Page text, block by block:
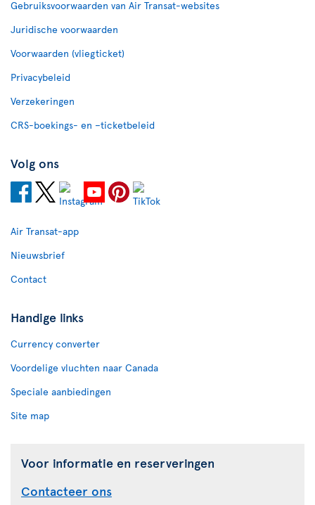
Gebruiksvoorwaarden van Air Transat-websites
Juridische voorwaarden
Voorwaarden (vliegticket)
Privacybeleid
Verzekeringen
CRS-boekings- en –ticketbeleid
Volg ons
Air Transat-app
Nieuwsbrief
Contact
Handige links
Currency converter
Voordelige vluchten naar Canada
Speciale aanbiedingen
Site map
Voor informatie en reserveringen
Contacteer ons